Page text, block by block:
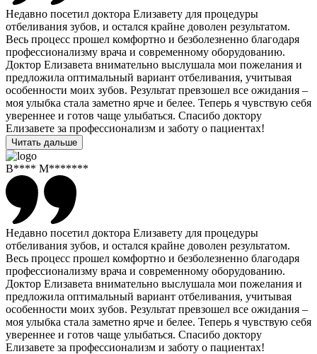
Недавно посетил доктора Елизавету для процедуры
отбеливания зубов, и остался крайне доволен результатом.
Весь процесс прошел комфортно и безболезненно благодаря
профессионализму врача и современному оборудованию.
Доктор Елизавета внимательно выслушала мои пожелания и
предложила оптимальный вариант отбеливания, учитывая
особенности моих зубов. Результат превзошел все ожидания –
моя улыбка стала заметно ярче и белее. Теперь я чувствую себя
увереннее и готов чаще улыбаться. Спасибо доктору
Елизавете за профессионализм и заботу о пациентах!
Читать дальше
В**** М*******
Недавно посетил доктора Елизавету для процедуры
отбеливания зубов, и остался крайне доволен результатом.
Весь процесс прошел комфортно и безболезненно благодаря
профессионализму врача и современному оборудованию.
Доктор Елизавета внимательно выслушала мои пожелания и
предложила оптимальный вариант отбеливания, учитывая
особенности моих зубов. Результат превзошел все ожидания –
моя улыбка стала заметно ярче и белее. Теперь я чувствую себя
увереннее и готов чаще улыбаться. Спасибо доктору
Елизавете за профессионализм и заботу о пациентах!